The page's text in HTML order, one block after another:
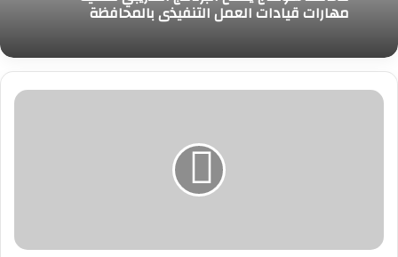
مهارات قيادات العمل التنفيذي بالمحافظة
وكيل
العرب